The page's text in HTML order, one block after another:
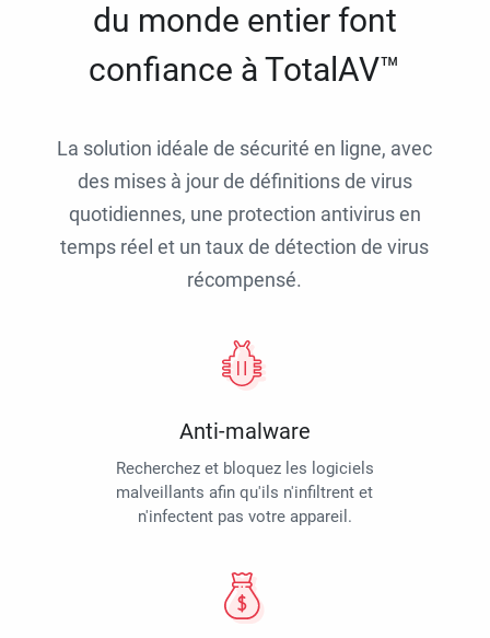
du monde entier font
confiance à TotalAV™
La solution idéale de sécurité en ligne, avec
des mises à jour de définitions de virus
quotidiennes, une protection antivirus en
temps réel et un taux de détection de virus
récompensé.
Anti-malware
Recherchez et bloquez les logiciels
malveillants afin qu'ils n'infiltrent et
n'infectent pas votre appareil.